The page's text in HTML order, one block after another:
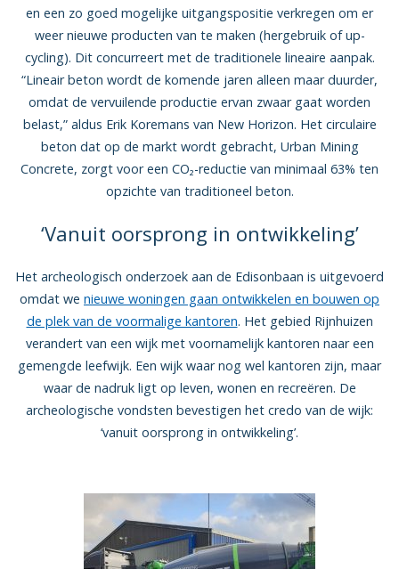
en een zo goed mogelijke uitgangspositie verkregen om er
weer nieuwe producten van te maken (hergebruik of up-
cycling). Dit concurreert met de traditionele lineaire aanpak.
“Lineair beton wordt de komende jaren alleen maar duurder,
omdat de vervuilende productie ervan zwaar gaat worden
belast,” aldus Erik Koremans van New Horizon. Het circulaire
beton dat op de markt wordt gebracht, Urban Mining
Concrete, zorgt voor een CO₂-reductie van minimaal 63% ten
opzichte van traditioneel beton.
‘Vanuit oorsprong in ontwikkeling’
Het archeologisch onderzoek aan de Edisonbaan is uitgevoerd
omdat we nieuwe woningen gaan ontwikkelen en bouwen op
de plek van de voormalige kantoren. Het gebied Rijnhuizen
verandert van een wijk met voornamelijk kantoren naar een
gemengde leefwijk. Een wijk waar nog wel kantoren zijn, maar
waar de nadruk ligt op leven, wonen en recreëren. De
archeologische vondsten bevestigen het credo van de wijk:
‘vanuit oorsprong in ontwikkeling’.